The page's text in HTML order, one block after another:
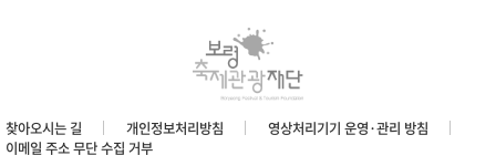
찾아오시는 길 개인정보처리방침
영상처리기기 운영·관리 방침
이메일 주소 무단 수집 거부